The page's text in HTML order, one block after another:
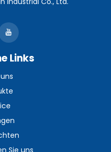
Links
Sie uns